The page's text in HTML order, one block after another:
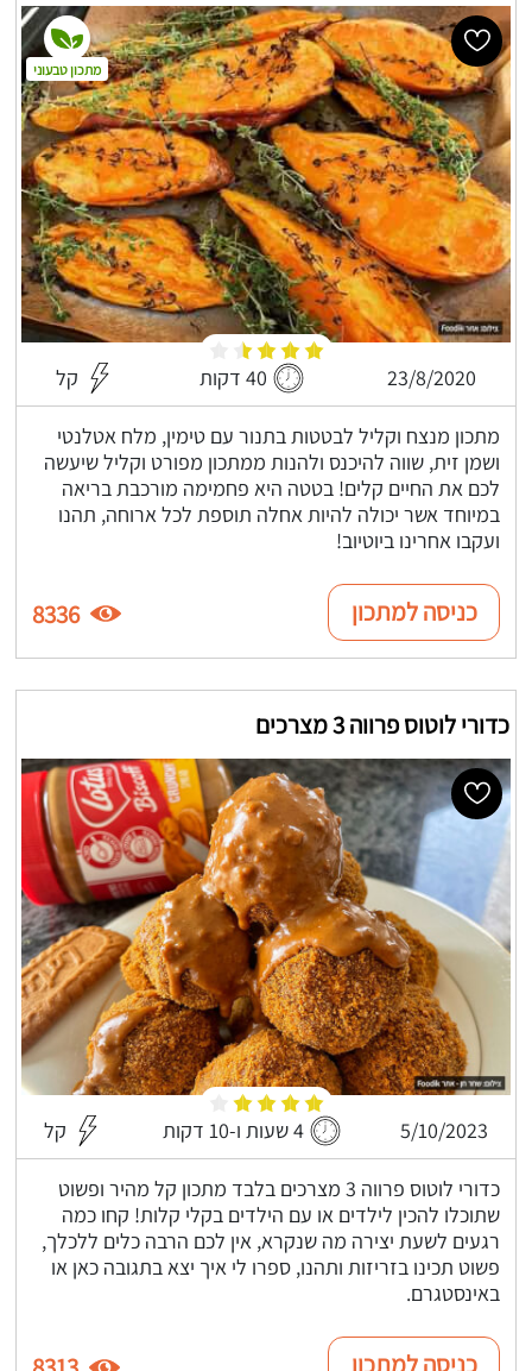
23/8/2020 40 דקות קל
מתכון מנצח וקליל לבטטות בתנור עם טימין, מלח אטלנטי
ושמן זית, שווה להיכנס ולהנות ממתכון מפורט וקליל שיעשה
לכם את החיים קלים! בטטה היא פחמימה מורכבת בריאה
במיוחד אשר יכולה להיות אחלה תוספת לכל ארוחה, תהנו
ועקבו אחרינו ביוטיוב!
מתכון טבעוני
כניסה למתכון 8336
כדורי לוטוס פרווה 3 מצרכים
5/10/2023 4 שעות ו-10 דקות קל
כדורי לוטוס פרווה 3 מצרכים בלבד מתכון קל מהיר ופשוט
שתוכלו להכין לילדים או עם הילדים בקלי קלות! קחו כמה
רגעים לשעת יצירה מה שנקרא, אין לכם הרבה כלים ללכלך,
פשוט תכינו בזריזות ותהנו, ספרו לי איך יצא בתגובה כאן או
באינסטגרם.